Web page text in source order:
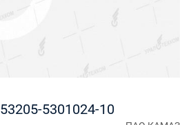
53205-5301024-10